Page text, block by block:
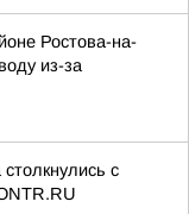
Ростова-на-
из-за
с